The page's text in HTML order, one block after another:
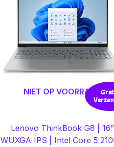
NIET OP VOORRAAD
Lenovo ThinkBook G8 | 16”
WUXGA IPS | Intel Core 5